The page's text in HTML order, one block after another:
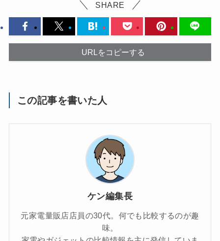
SHARE
URLをコピーする
この記事を書いた人
ケン編集長
元家電量販店店員の30代。何でも比較するのが趣
味。